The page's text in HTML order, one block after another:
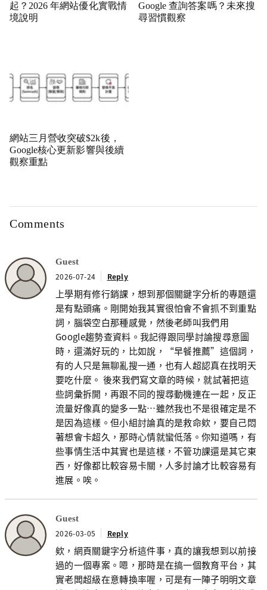
起？2026 年網站優化實戰情
境說明
Google 查詢答案嗎？未來搜
尋習慣觀察
網站三月營收突破$2k後，
Google核心更新影響與後續
觀察重點
Comments
Guest
2026-07-24 Reply
上學期有修行銷課，想到那個關鍵字分析的專題還
是有點頭痛。剛開始我其實很怕會不會抓不到重點
詞，腦袋空白那種感覺，然後老師叫我們用
Google趨勢查資料。我記得跟同學討論搜尋意圖
時，還滿好玩的，比如說，“早餐推薦”這個詞，
有的人只是無聊亂搜一通，也有人超認真在找明天
要吃什麼。 後來我們寫文章的時候，就試著把這
些詞彙拆開，再跟不同的搜尋動機連在一起，反正
流量好像真的變多一點…雖然我也不是很確定是不
是因為這樣。但小組討論真的是救命欸，要自己悶
著想會卡超久，那時心情就蠻低落。你知道嗎，有
些事情生活中其實也是這樣，不管功課還是其它東
西，好像都比較容易卡關，人多討論才比較容易有
進展。唉。
Guest
2026-03-05 Reply
欸，網頁關鍵字分析這件事，真的讓我想到以前接
過的一個專案。嗯，那時是在搞一個教育平台，其
實老闆超級在意轉換率喔，可是有一陣子明明文章